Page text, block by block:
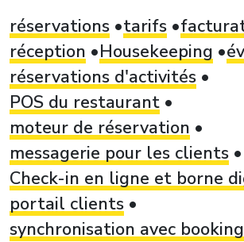
réservations tarifs
réception
Housekeeping
réservations d'activités
POS du restaurant
moteur de réservation
messagerie pour les clients
Check-in en ligne et borne
portail clients
synchronisation avec